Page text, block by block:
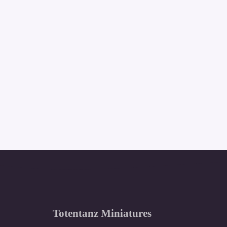
Totentanz Miniatures